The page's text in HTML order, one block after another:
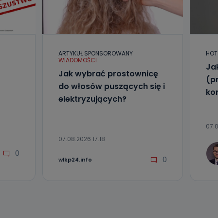
Wolności
żądania
od
0
ARTYKUŁ SPONSOROWANY
WIADOMOŚCI
Jak wybrać prostownicę
do włosów puszących się i
elektryzujących?
07.08.2026 17:18
wlkp24.info 0
HOT